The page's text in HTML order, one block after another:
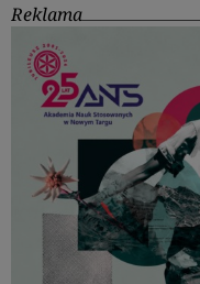
Reklama